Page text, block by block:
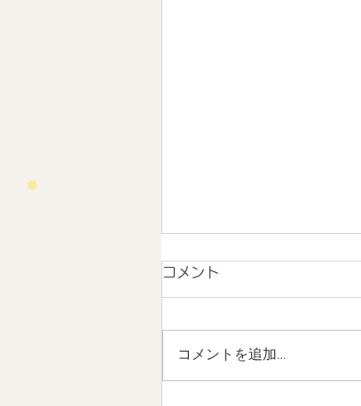
コメント
コメントを追加…